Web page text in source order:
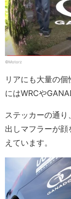
©Motorz
リアにも大量の
にはWRCや
ステッカーの通
出しマフラーが
えています。